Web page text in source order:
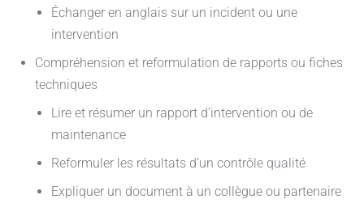
Échanger en anglais sur un incident ou une
intervention
Compréhension et reformulation de rapports ou fiches
techniques
Lire et résumer un rapport d’intervention ou de
maintenance
Reformuler les résultats d’un contrôle qualité
Expliquer un document à un collègue ou partenaire